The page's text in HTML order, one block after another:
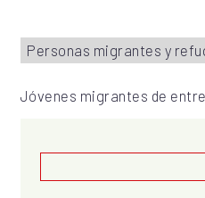
Personas migrantes y
Jóvenes migrantes de entre